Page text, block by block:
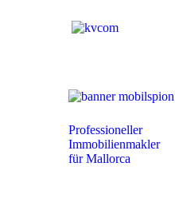
Professioneller
Immobilienmakler
für Mallorca